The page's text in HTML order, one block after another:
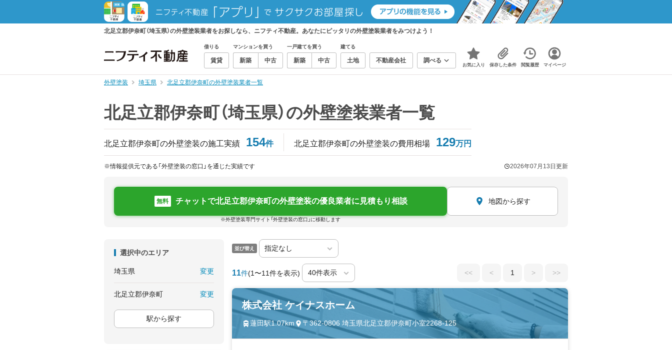
北足立郡伊奈町（埼玉県）の外壁塗装業者をお探しなら、ニフティ不動産。あなたにピッタリの外壁塗装業者をみつけよう！
借りる
賃貸
マンションを買う
新築 中古
一戸建てを買う
新築 中古
建てる
土地 不動産会社 調べる
お気に入り 保存した条件 閲覧履歴 マイページ
外壁塗装 埼玉県 北足立郡伊奈町の外壁塗装業者一覧
北足立郡伊奈町（埼玉県）の外壁塗装業者一覧
北足立郡伊奈町の外壁塗装の施工実績 154件 北足立郡伊奈町の外壁塗装の費用相場 129万円
※情報提供元である「外壁塗装の窓口」を通じた実績です 2026年07月13日 更新
無料 チャットで北足立郡伊奈町の外壁塗装の優良業者に見積もり相談 地図から探す
※外壁塗装専門サイト「外壁塗装の窓口」に移動します
選択中のエリア
埼玉県 変更
北足立郡伊奈町 変更
駅から探す
並び替え
11件(1〜11件を表示) << < 1 > >>
株式会社 ケイナスホーム
蓮田駅1.07km 〒362-0806 埼玉県北足立郡伊奈町小室2268-125